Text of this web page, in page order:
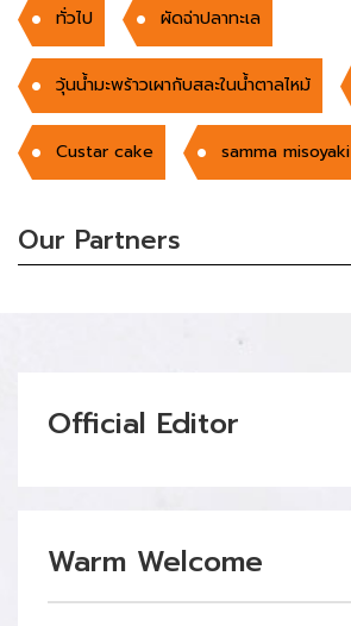
ทั่วไป ผัดฉ่าปลาทะเล
วุ้นน้ำมะพร้าวเผากับสละในน้ำตาลไหม้
Custar cake samma misoyaki
Our Partners
Official Editor
Warm Welcome